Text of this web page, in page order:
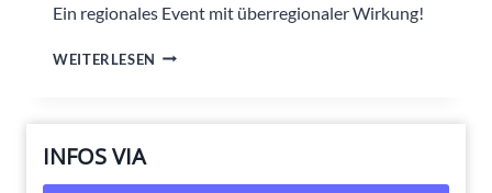
Ein regionales Event mit überregionaler Wirkung!
WEITERLESEN KODEKÜ
INFOS VIA